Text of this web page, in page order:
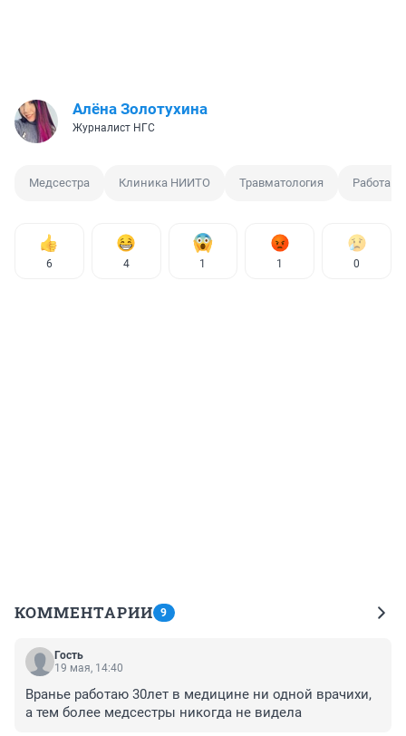
Алёна Золотухина
Журналист НГС
Медсестра Клиника НИИТО Травматология Работа
6 4 1 1 0
КОММЕНТАРИИ 9
Гость
19 мая, 14:40
Вранье работаю 30лет в медицине ни одной врачихи,
а тем более медсестры никогда не видела